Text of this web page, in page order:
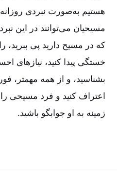
هستیم به‌صورت نبردی روزانه
مسیحیان می‌توانند در این
که در مسیح دارید پی ببرید،
خستگی پیدا کنید، نیازهای
بشناسید، و از همه مهمتر،
اعتراف کنید و فرد مسیحی را
زمینه به او جوابگو باشید.